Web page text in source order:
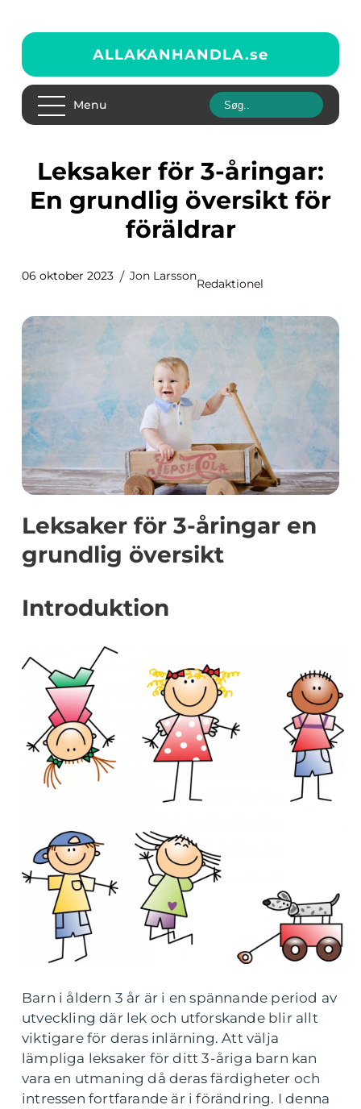
ALLAKANHANDLA.se
Menu
Leksaker för 3-åringar:
En grundlig översikt för
föräldrar
06 oktober 2023 Jon Larsson
Redaktionel
Leksaker för 3-åringar en
grundlig översikt
Introduktion
Barn i åldern 3 år är i en spännande period av
utveckling där lek och utforskande blir allt
viktigare för deras inlärning. Att välja
lämpliga leksaker för ditt 3-åriga barn kan
vara en utmaning då deras färdigheter och
intressen fortfarande är i förändring. I denna